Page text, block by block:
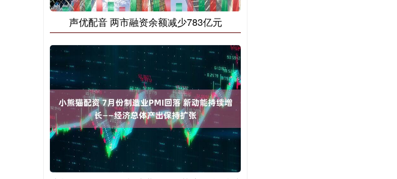
声优配音 两市融资余额减少783亿元